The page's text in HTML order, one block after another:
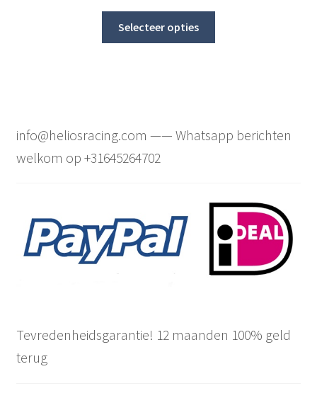
range:
through
Selecteer opties
may
product
info@heliosracing.com —— Whatsapp berichten
welkom op +31645264702
Tevredenheidsgarantie! 12 maanden 100% geld
terug